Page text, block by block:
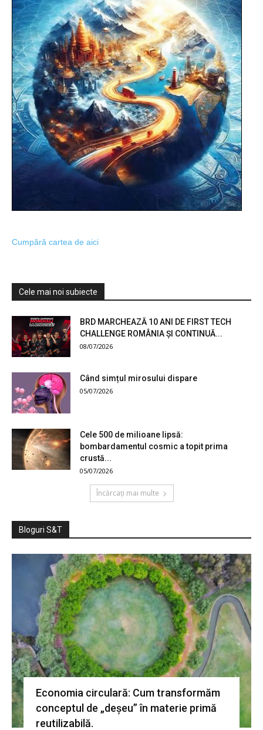
Cumpără cartea de aici
Cele mai noi subiecte
BRD MARCHEAZĂ 10 ANI DE FIRST TECH
CHALLENGE ROMÂNIA ȘI CONTINUĂ...
08/07/2026
Când simțul mirosului dispare
05/07/2026
Cele 500 de milioane lipsă:
bombardamentul cosmic a topit prima
crustă...
05/07/2026
Încărcați mai multe
Bloguri S&T
Economia circulară: Cum transformăm
conceptul de „deșeu” în materie primă
reutilizabilă.